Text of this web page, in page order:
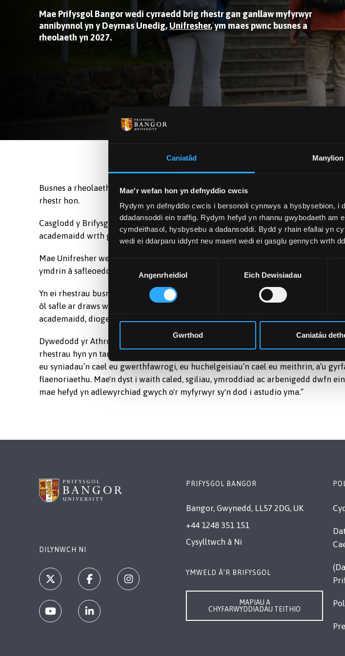
Caniatâd Manylion
Mae'r wefan hon yn defnyddio cwcis
Rydym yn defnyddio cwcis i bersonoli cynnwys a hysbysebion, i
ddadansoddi ein traffig. Rydym hefyd yn rhannu gwybodaeth am
cymdeithasol, hysbysebu a dadansoddi. Bydd y rhain efallai yn
wedi ei ddarparu iddynt neu maent wedi ei gasglu gennych wrth
Dewis
Caniatâd
Angenrheidiol Eich Dewisiadau
Gwrthod Caniatáu
Mae Prifysgol Bangor wedi cyrraedd brig rhestr gan ganllaw myfyrwyr
annibynnol yn y Deyrnas Unedig, Unifresher, ym maes pwnc busnes a
rheolaeth yn 2027.
Busnes a rheolaeth yw'r radd israddedig a astudir fwyaf yn y Deyrnas Unedig,
rhestr hon.
Casglodd y Brifysgol gyfanswm o 242 pwynt — gan gyflawni 100% ar ansawdd
academaidd wrth gynnig y gost byw fwyaf fforddiadwy o unrhyw ysgol fusnes yn y
Mae Unifresher wedi'i adeiladu gan dîm o fyfyrwyr sy’n gweithredu fel
ymdrin â safleoedd prifysgol, canllawiau dinasoedd, llety a chyngor ymarferol.
Yn ei rhestrau busnes a rheolaeth diweddaraf, cafodd 114 o brifysgolion yn y
ôl safle ar draws wyth metrig: enillion graddedigion, ansawdd addysgu, boddhad
academaidd, diogelwch, costau byw, bywyd cymdeithasol a chynaliadwyedd.
Dywedodd yr Athro Bruce Vanstone, Pennaeth Ysgol Fusnes Albert Gubay ym
rhestrau hyn yn tanlinellu bod y myfyrwyr sy’n ymuno â ni yn profi amgylchedd
eu syniadau’n cael eu gwerthfawrogi, eu huchelgeisiau’n cael eu meithrin, a’u
flaenoriaethu. Mae'n dyst i waith caled, sgiliau, ymroddiad ac arbenigedd dwfn
mae hefyd yn adlewyrchiad gwych o'r myfyrwyr sy'n dod i astudio yma.”
DILYNWCH NI
PRIFYSGOL BANGOR
Bangor, Gwynedd, LL57 2DG, UK
+44 1248 351 151
Cysylltwch â Ni
YMWELD Â’R BRIFYSGOL
MAPIAU A
CHYFARWYDDIADAU TEITHIO